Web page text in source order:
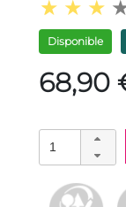
Disponible
68,90